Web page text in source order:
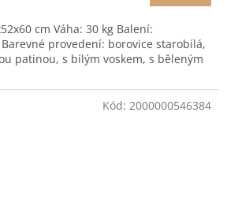
cm Váha: 30 kg Balení:
provedení: borovice starobílá,
patinou, s bílým voskem, s běleným
Kód: 2000000546384